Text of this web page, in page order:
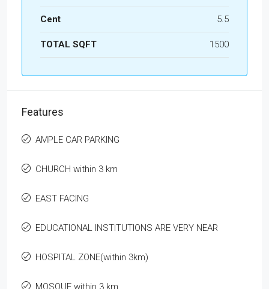
Cent 5.5
TOTAL SQFT 1500
Features
AMPLE CAR PARKING
CHURCH within 3 km
EAST FACING
EDUCATIONAL INSTITUTIONS ARE VERY NEAR
HOSPITAL ZONE(within 3km)
MOSQUE within 3 km